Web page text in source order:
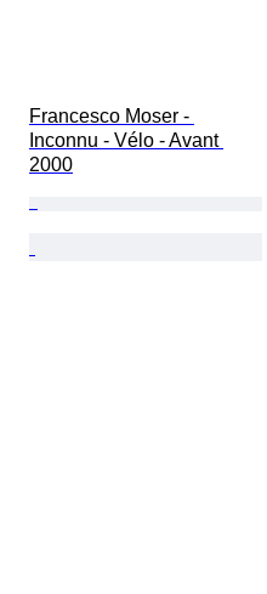
Francesco Moser -
Inconnu - Vélo - Avant
2000